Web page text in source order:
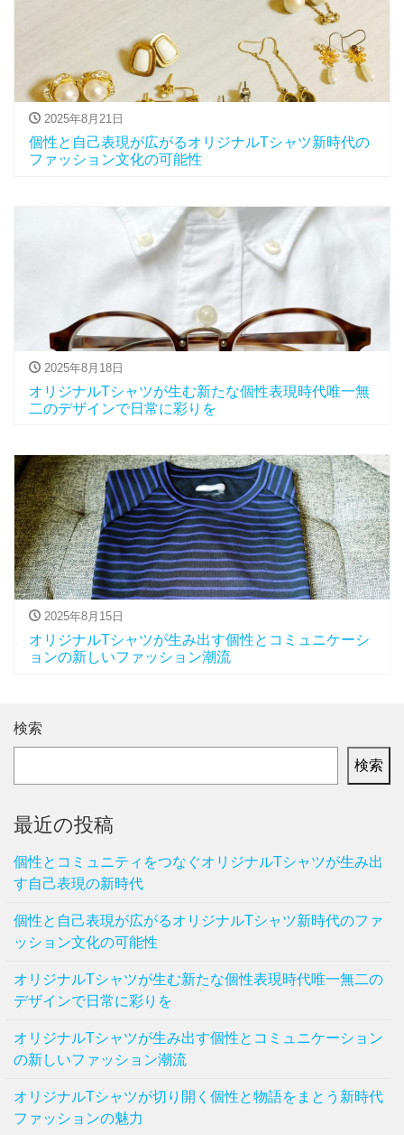
2025年8月21日
個性と自己表現が広がるオリジナルTシャツ新時代の
ファッション文化の可能性
2025年8月18日
オリジナルTシャツが生む新たな個性表現時代唯一無
二のデザインで日常に彩りを
2025年8月15日
オリジナルTシャツが生み出す個性とコミュニケーシ
ョンの新しいファッション潮流
検索
検索
最近の投稿
個性とコミュニティをつなぐオリジナルTシャツが生み出
す自己表現の新時代
個性と自己表現が広がるオリジナルTシャツ新時代のファ
ッション文化の可能性
オリジナルTシャツが生む新たな個性表現時代唯一無二の
デザインで日常に彩りを
オリジナルTシャツが生み出す個性とコミュニケーション
の新しいファッション潮流
オリジナルTシャツが切り開く個性と物語をまとう新時代
ファッションの魅力